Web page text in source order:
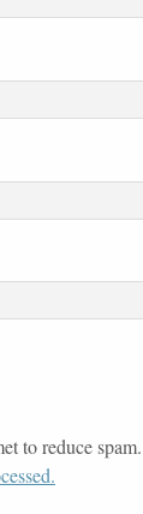
to reduce spam.